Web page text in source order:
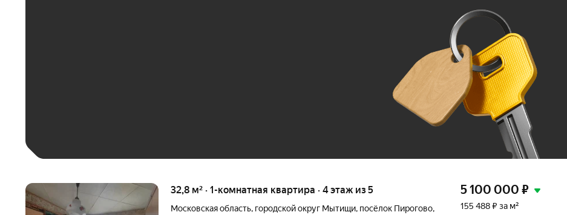
32,8 м² · 1-комнатная квартира · 4 этаж из 5
Московская область, городской округ Мытищи, посёлок Пирогово,
5 100 000 ₽
155 488 ₽ за м²